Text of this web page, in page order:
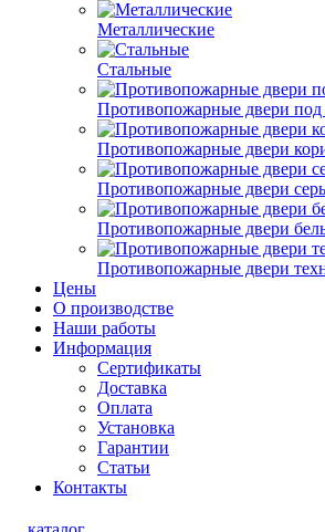
Металлические
Стальные
Противопожарные двери под
Противопожарные двери
Противопожарные двери
Противопожарные двери
Противопожарные двери
Цены
О производстве
Наши работы
Информация
Сертификаты
Доставка
Оплата
Установка
Гарантии
Статьи
Контакты